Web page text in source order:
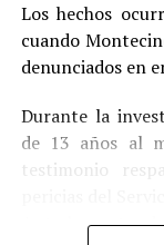
Los hechos
cuando
denunciados en
Durante la
de 13 años al
testimonio
Ante la